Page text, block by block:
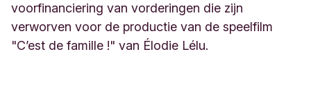
voorfinanciering van vorderingen die zijn
verworven voor de productie van de speelfilm
"C’est de famille !" van Élodie Lélu.